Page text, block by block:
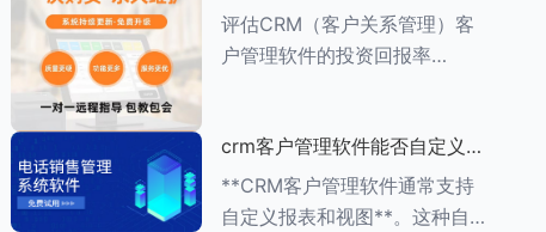
对CRM客户管理软件支持移动
办公的详细阐述： ###一、移
资回报率
评估CRM（客户关系管理）客
户管理软件的投资回报率
实施前后企业多个方面的比较和
分析。以下是一个详细的评估步
骤： ###
crm客户管理软件能否自定义报
表和视图
**CRM客户管理软件通常支持
自定义报表和视图**。这种自定